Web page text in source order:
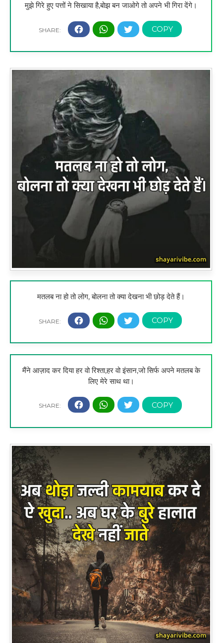
मुझे गिरे हुए पत्तों ने सिखाया है,बोझ बन जाओगे तो अपने भी गिरा देंगे।
मतलब ना हो तो लोग, बोलना तो क्या देखना भी छोड़ देते हैं।
मैंने आज़ाद कर दिया हर वो रिश्ता,हर वो इंसान,जो सिर्फ अपने मतलब के
लिए मेरे साथ था।